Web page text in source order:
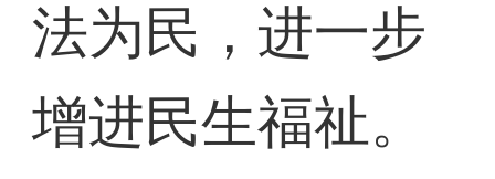
法为民，进一步
增进民生福祉。